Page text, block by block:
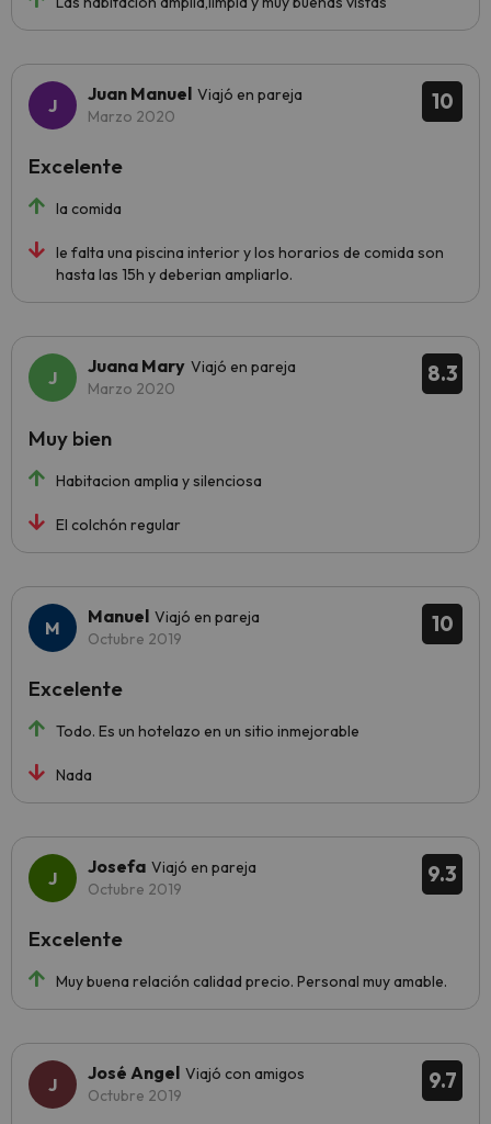
10
Juan Manuel Viajó en pareja
Marzo 2020
la comida
le falta una piscina interior y los horarios de comida son
hasta las 15h y deberian ampliarlo.
Excelente
8.3
Juana Mary Viajó en pareja
Marzo 2020
Habitacion amplia y silenciosa
El colchón regular
Muy bien
10
Manuel Viajó en pareja
Octubre 2019
Todo. Es un hotelazo en un sitio inmejorable
Nada
Excelente
9.3
Josefa Viajó en pareja
Octubre 2019
Muy buena relación calidad precio. Personal muy amable.
Excelente
9.7
José Angel Viajó con amigos
Octubre 2019